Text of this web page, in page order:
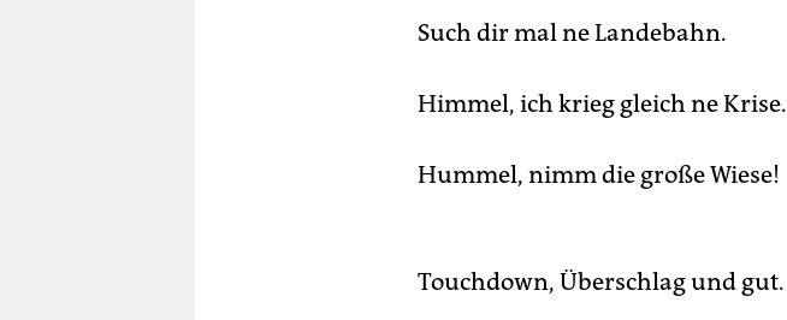
Such dir mal ne Landebahn.
Himmel, ich krieg gleich ne Krise.
Hummel, nimm die große Wiese!
Touchdown, Überschlag und gut.